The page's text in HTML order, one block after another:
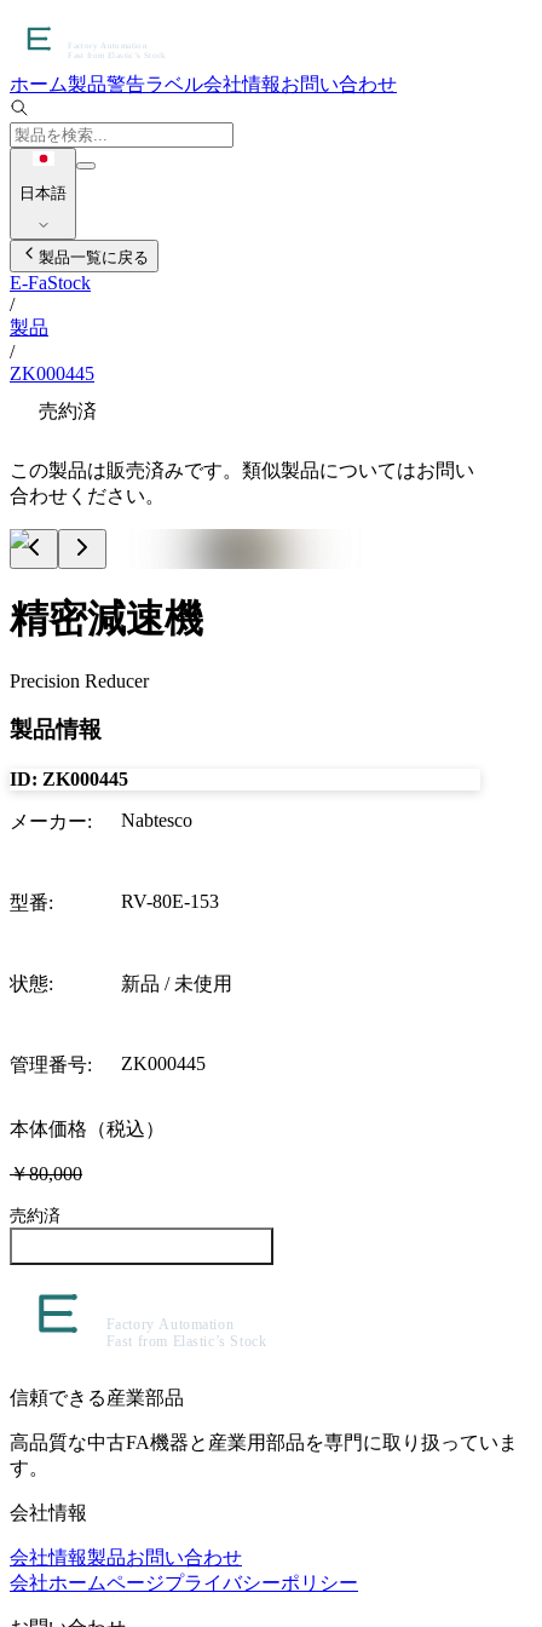
ホーム製品警告ラベル会社情報お問い合わせ
日本語
製品一覧に戻る
E-FaStock
/
製品
/
ZK000445
売約済
この製品は販売済みです。類似製品についてはお問い
合わせください。
精密減速機
Precision Reducer
製品情報
ID: ZK000445
メーカー: Nabtesco
型番: RV-80E-153
状態: 新品 / 未使用
管理番号: ZK000445
本体価格（税込）
￥80,000
売約済
信頼できる産業部品
高品質な中古FA機器と産業用部品を専門に取り扱っていま
す。
会社情報
会社情報製品お問い合わせ
会社ホームページプライバシーポリシー